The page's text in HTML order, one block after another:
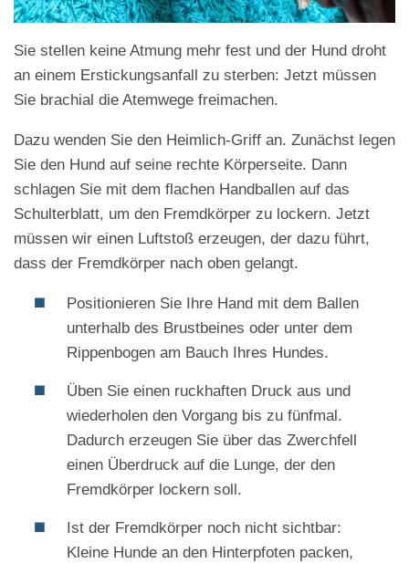
Sie stellen keine Atmung mehr fest und der Hund droht
an einem Erstickungsanfall zu sterben: Jetzt müssen
Sie brachial die Atemwege freimachen.
Dazu wenden Sie den Heimlich-Griff an. Zunächst legen
Sie den Hund auf seine rechte Körperseite. Dann
schlagen Sie mit dem flachen Handballen auf das
Schulterblatt, um den Fremdkörper zu lockern. Jetzt
müssen wir einen Luftstoß erzeugen, der dazu führt,
dass der Fremdkörper nach oben gelangt.
Positionieren Sie Ihre Hand mit dem Ballen
unterhalb des Brustbeines oder unter dem
Rippenbogen am Bauch Ihres Hundes.
Üben Sie einen ruckhaften Druck aus und
wiederholen den Vorgang bis zu fünfmal.
Dadurch erzeugen Sie über das Zwerchfell
einen Überdruck auf die Lunge, der den
Fremdkörper lockern soll.
Ist der Fremdkörper noch nicht sichtbar:
Kleine Hunde an den Hinterpfoten packen,